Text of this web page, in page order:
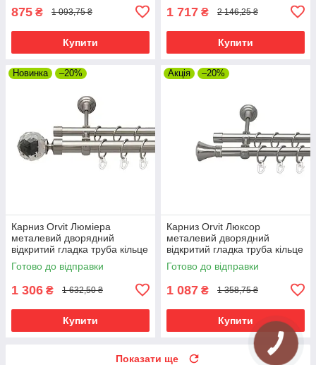
875 ₴ 1 093,75 ₴
Купити
1 717 ₴ 2 146,25 ₴
Купити
Новинка –20%
Карниз Orvit Люміера
металевий дворядний
відкритий гладка труба кільце
металеве Нержавіюча Сталь
25\19 мм 240 см (7075457)
Готово до відправки
1 306 ₴ 1 632,50 ₴
Купити
Акція –20%
Карниз Orvit Люксор
металевий дворядний
відкритий гладка труба кільце
металеве Нержавіюча Сталь
19\19 мм 240 см (00-
Готово до відправки
1 087 ₴ 1 358,75 ₴
Купити
Показати ще